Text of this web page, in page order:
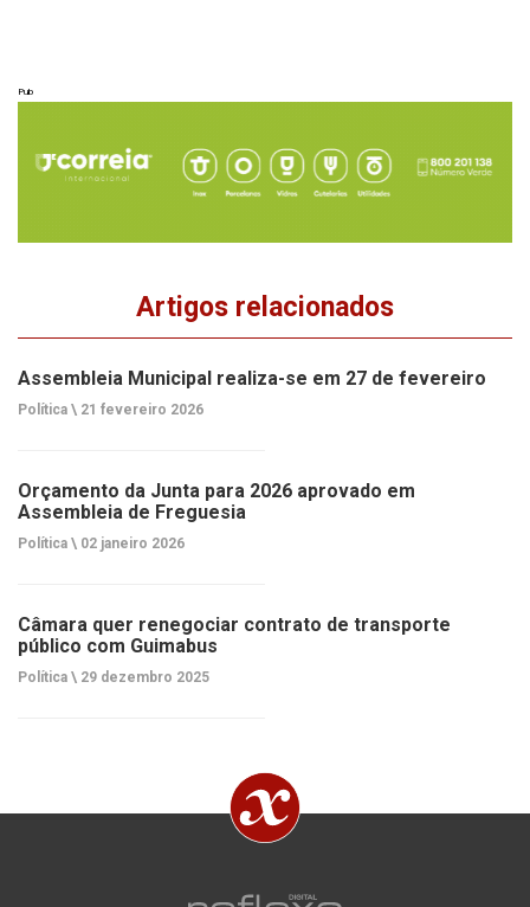
Pub
Artigos relacionados
Assembleia Municipal realiza-se em 27 de fevereiro
Política \ 21 fevereiro 2026
Orçamento da Junta para 2026 aprovado em
Assembleia de Freguesia
Política \ 02 janeiro 2026
Câmara quer renegociar contrato de transporte
público com Guimabus
Política \ 29 dezembro 2025